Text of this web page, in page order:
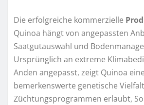
Die erfolgreiche kommerzielle
Quinoa hängt von angepassten
Saatgutauswahl und
Ursprünglich an extreme
Anden angepasst, zeigt Quinoa eine
bemerkenswerte genetische
Züchtungsprogrammen erlaubt,